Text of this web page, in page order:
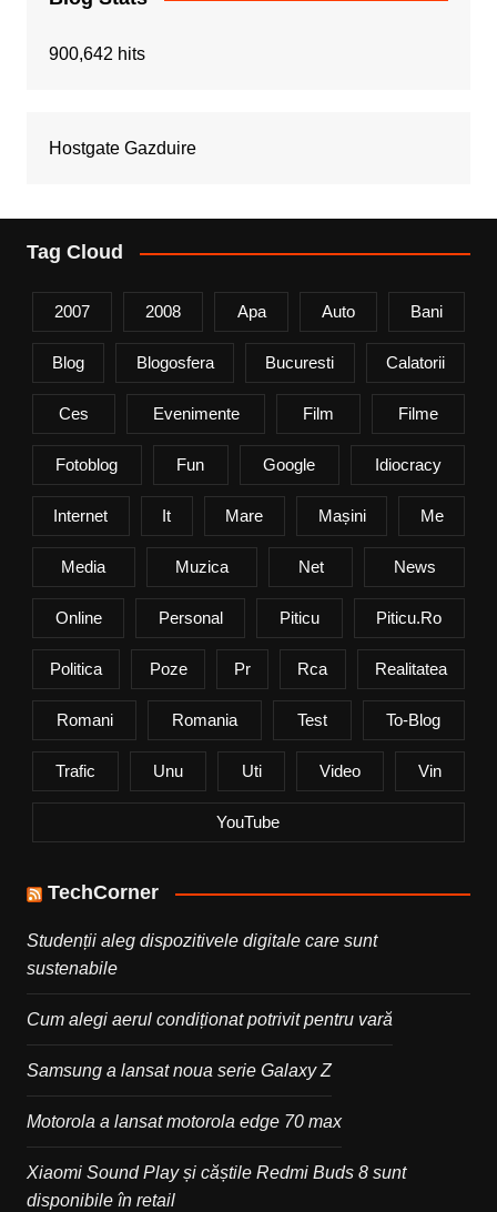
900,642 hits
Hostgate Gazduire
Tag Cloud
2007 2008 Apa Auto Bani
Blog Blogosfera Bucuresti Calatorii
Ces Evenimente Film Filme
Fotoblog Fun Google Idiocracy
Internet It Mare Mașini Me
Media Muzica Net News
Online Personal Piticu Piticu.ro
Politica Poze Pr Rca Realitatea
Romani Romania Test To-Blog
Trafic Unu Uti Video Vin
YouTube
TechCorner
Studenții aleg dispozitivele digitale care sunt
sustenabile
Cum alegi aerul condiționat potrivit pentru vară
Samsung a lansat noua serie Galaxy Z
Motorola a lansat motorola edge 70 max
Xiaomi Sound Play și căștile Redmi Buds 8 sunt
disponibile în retail